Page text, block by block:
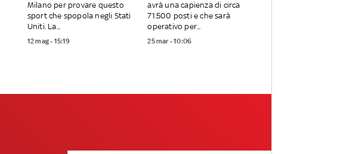
Milano per provare questo
sport che spopola negli Stati
Uniti. La...
12 mag - 15:19
avrà una capienza di circa
71.500 posti e che sarà
operativo per...
25 mar - 10:06